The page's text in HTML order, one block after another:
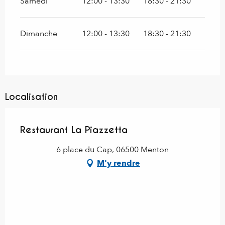
Dimanche 12:00 - 13:30 18:30 - 21:30
Localisation
Restaurant La Piazzetta
6 place du Cap, 06500 Menton
M'y rendre